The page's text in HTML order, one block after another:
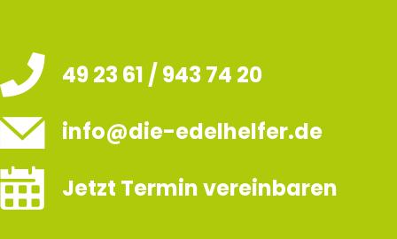
49 23 61 / 943 74 20
info@die-edelhelfer.de
Jetzt Termin vereinbaren